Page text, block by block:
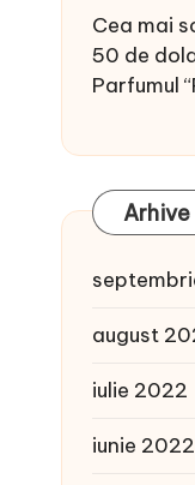
Cea mai
50 de
Parfumul
Arhive
august
iulie 2022
iunie 2022